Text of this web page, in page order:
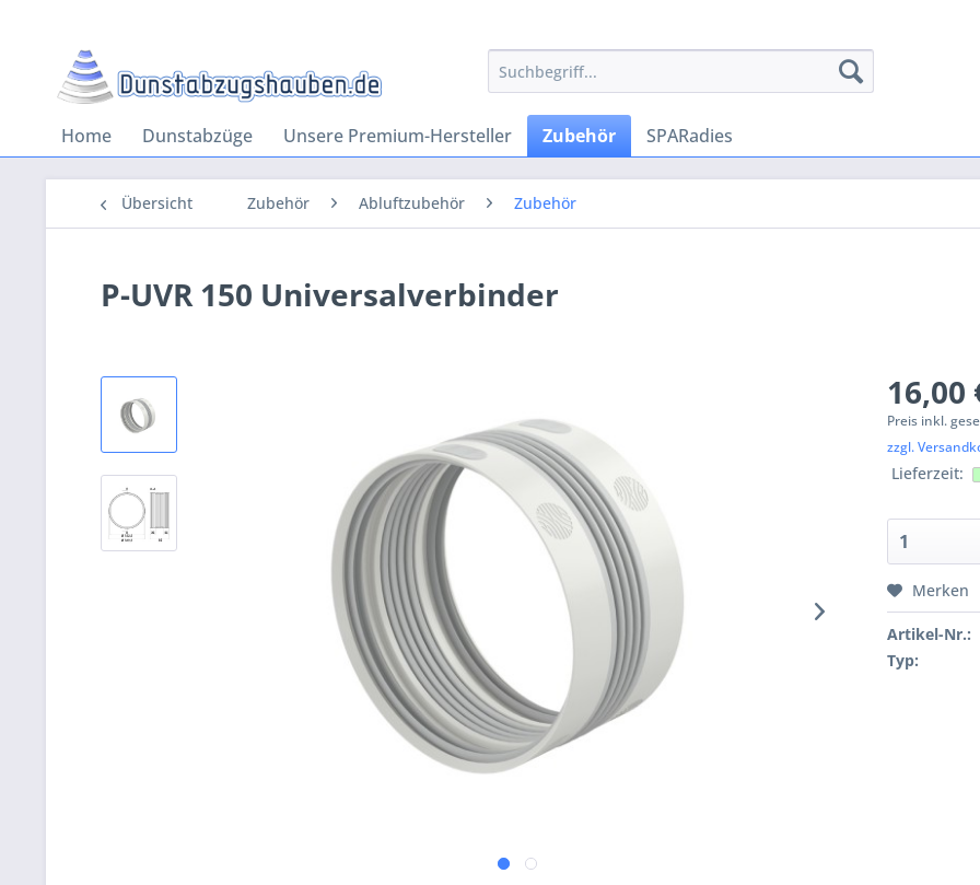
Home Dunstabzüge Unsere Premium-Hersteller Zubehör SPARadies
Übersicht Zubehör Abluftzubehör Zubehör
P-UVR 150 Universalverbinder
16,00
Preis inkl.
zzgl.
Lieferzeit:
Merken
Artikel-Nr.:
Typ: